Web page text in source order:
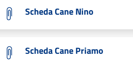
Scheda Cane Nino
Scheda Cane Priamo